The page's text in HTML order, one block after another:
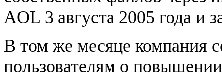
AOL 3 августа 2005 года и
В том же месяце компания
пользователям о